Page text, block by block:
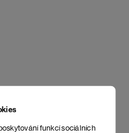
funkcí sociálních